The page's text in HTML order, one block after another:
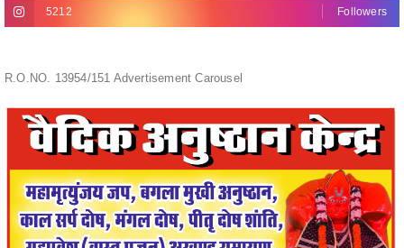
R.O.NO. 13954/151 Advertisement Carousel